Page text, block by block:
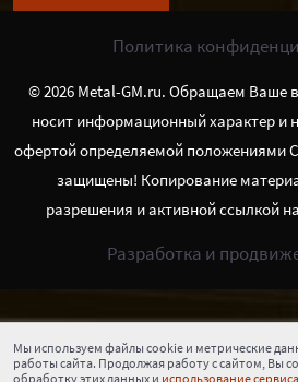
Политика
© 2026 Metal-GM.ru. Обращаем Ваше
носит информационный характер и
офертой определяемой положениями
защищены! Копирование
разрешения и активной ссылкой
Разработка и
Мы используем файлы cookie и метрические
работы сайта. Продолжая работу с сайтом, Вы
обработку этих данных и использование